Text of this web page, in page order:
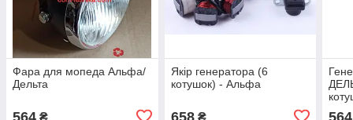
Фара для мопеда Альфа/
Дельта
564 ₴
Якір генератора (6
котушок) - Альфа
658₴ 564